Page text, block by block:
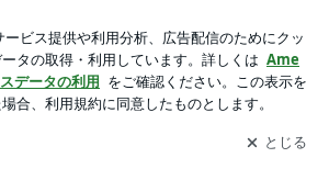
真希オフィシャルブログ「食卓を笑み
by Ameba
ドして ブログの更新通知
を受け取りまし
開く